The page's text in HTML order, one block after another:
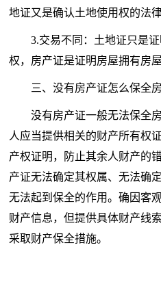
地证又是确认土地使用权的法
3.交易不同：土地证只是
权，房产证是证明房屋拥有房屋
三、没有房产证怎么保全
没有房产证一般无法保全
人应当提供相关的财产所有权
产权证明，防止其余人财产的
产证无法确定其权属、无法确
无法起到保全的作用。确因客
财产信息，但提供具体财产线
采取财产保全措施。